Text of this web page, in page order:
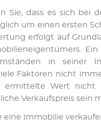
Sie, dass es sich bei
um ei­nen er­sten
er­folgt auf
in sei­ner
Fak­to­ren nicht
er­mit­telte Wert nicht
Ver­kaufs­preis sein
eine Im­mo­bi­lie